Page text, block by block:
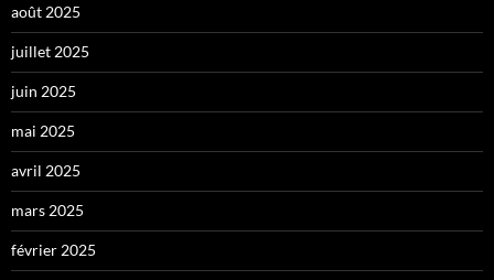
août 2025
juillet 2025
juin 2025
mai 2025
avril 2025
mars 2025
février 2025